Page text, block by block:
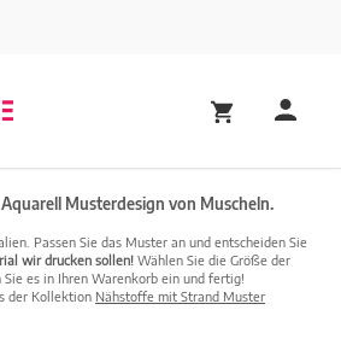
Musterdesign von Muscheln.
Passen Sie das Muster an und entscheiden Sie
wir drucken sollen! Wählen Sie die Größe der
Sie es in Ihren Warenkorb ein und fertig!
der Kollektion Nähstoffe mit Strand Muster